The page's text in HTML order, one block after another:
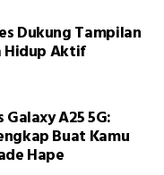
Dukung Tampilan
Hidup Aktif
Galaxy A25 5G:
Buat Kamu
Hape